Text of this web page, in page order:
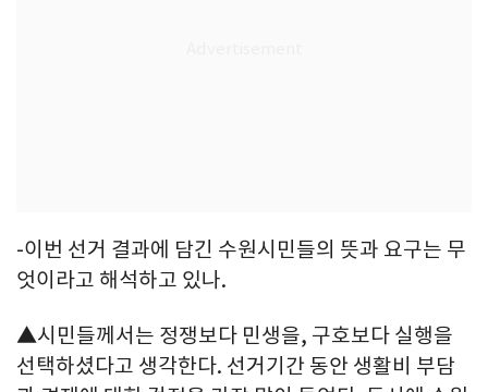
-이번 선거 결과에 담긴 수원시민들의 뜻과 요구는 무
엇이라고 해석하고 있나.
▲시민들께서는 정쟁보다 민생을, 구호보다 실행을
선택하셨다고 생각한다. 선거기간 동안 생활비 부담